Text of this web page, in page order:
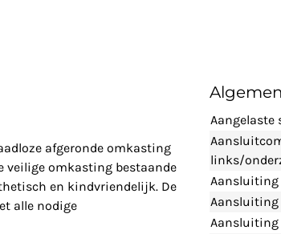
afgeronde omkasting
veilige omkasting bestaande
en kindvriendelijk. De
alle nodige
Aangelaste
links/
Aansluiting
Aansluiting